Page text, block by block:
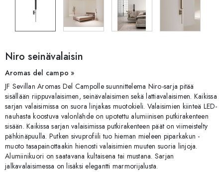
Niro seinävalaisin
Aromas del campo »
JF Sevillan Aromas Del Campolle suunnittelema Niro-sarja pitää
sisällään riippuvalaisimen, seinävalaisimen sekä lattiavalaisimen. Kaikissa
sarjan valaisimissa on suora linjakas muotokieli. Valaisimien kiinteä LED-
nauhasta koostuva valonlähde on upotettu alumiinisen putkirakenteen
sisään. Kaikissa sarjan valaisimissa putkirakenteen päät on viimeistelty
pähkinäpuulla. Putken sivuprofiili tuo hieman mieleen piparkakun -
muoto tasapainottaakin hienosti valaisimien muuten suoria linjoja.
Alumiinikuori on saatavana kultaisena tai mustana. Sarjan
jalkavalaisimessa on lisäksi elegantti marmorijalusta.